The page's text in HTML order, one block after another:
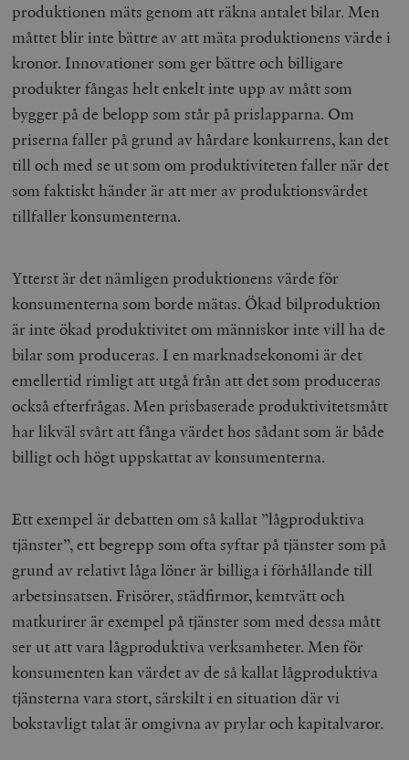
produktionen mäts genom att räkna antalet bilar. Men
måttet blir inte bättre av att mäta produktionens värde i
kronor. Innovationer som ger bättre och billigare
produkter fångas helt enkelt inte upp av mått som
bygger på de belopp som står på prislapparna. Om
priserna faller på grund av hårdare konkurrens, kan det
till och med se ut som om produktiviteten faller när det
som faktiskt händer är att mer av produktionsvärdet
tillfaller konsumenterna.
Ytterst är det nämligen produktionens värde för
konsumenterna som borde mätas. Ökad bilproduktion
är inte ökad produktivitet om människor inte vill ha de
bilar som produceras. I en marknadsekonomi är det
emellertid rimligt att utgå från att det som produceras
också efterfrågas. Men prisbaserade produktivitetsmått
har likväl svårt att fånga värdet hos sådant som är både
billigt och högt uppskattat av konsumenterna.
Ett exempel är debatten om så kallat ”lågproduktiva
tjänster”, ett begrepp som ofta syftar på tjänster som på
grund av relativt låga löner är billiga i förhållande till
arbetsinsatsen. Frisörer, städfirmor, kemtvätt och
matkurirer är exempel på tjänster som med dessa mått
ser ut att vara lågproduktiva verksamheter. Men för
konsumenten kan värdet av de så kallat lågproduktiva
tjänsterna vara stort, särskilt i en situation där vi
bokstavligt talat är omgivna av prylar och kapitalvaror.